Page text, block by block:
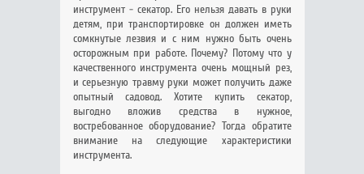
инструмент - секатор. Его нельзя давать в руки
детям, при транспортировке он должен иметь
сомкнутые лезвия и с ним нужно быть очень
осторожным при работе. Почему? Потому что у
качественного инструмента очень мощный рез,
и серьезную травму руки может получить даже
опытный садовод. Хотите купить секатор,
выгодно вложив средства в нужное,
востребованное оборудование? Тогда обратите
внимание на следующие характеристики
инструмента.